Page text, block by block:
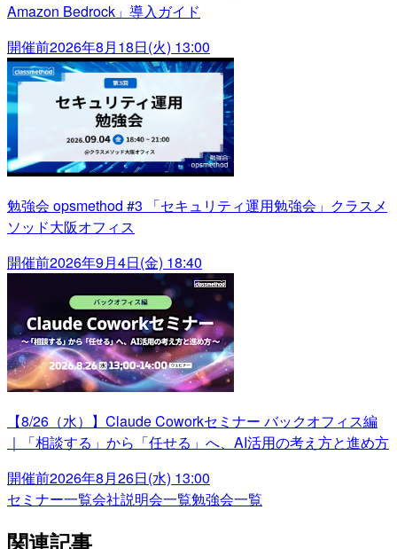
Amazon Bedrock」導入ガイド
開催前2026年8月18日(火) 13:00
勉強会 opsmethod #3 「セキュリティ運用勉強会」クラスメ
ソッド大阪オフィス
開催前2026年9月4日(金) 18:40
【8/26（水）】Claude Coworkセミナー バックオフィス編
｜「相談する」から「任せる」へ、AI活用の考え方と進め方
開催前2026年8月26日(水) 13:00
セミナー一覧会社説明会一覧勉強会一覧
関連記事